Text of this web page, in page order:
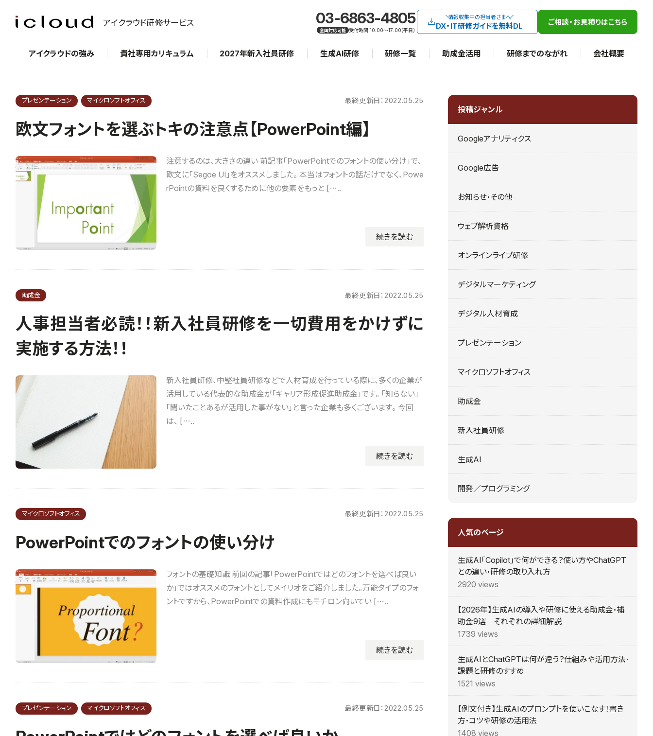
アイクラウド研修サービス 03-6863-4805
全国対応可能 受付時間 10:00〜17:00(平日)
情報収集中の担当者さまへ
DX・IT研修ガイドを無料DL ご相談・お見積りはこちら
アイクラウドの強み 貴社専用カリキュラム 2027年新入社員研修 生成AI研修 研修一覧 助成金活用 研修までのながれ 会社概要
プレゼンテーション マイクロソフトオフィス 最終更新日： 2022.05.25
欧文フォントを選ぶトキの注意点【PowerPoint編】
注意するのは、大きさの違い 前記事「PowerPointでのフォントの使い分け」で、
欧文に「Segoe UI」をオススメしました。 本当はフォントの話だけでなく、Powe
rPointの資料を良くするために他の要素をもっと […..
続きを読む
助成金 最終更新日： 2022.05.25
人事担当者必読！！新入社員研修を一切費用をかけずに
実施する方法！！
新入社員研修、中堅社員研修などで人材育成を行っている際に、多くの企業が
活用している代表的な助成金が「キャリア形成促進助成金」です。 「知らない」
「聞いたことあるが活用した事がない」と言った企業も多くございます。 今回
は、 […..
続きを読む
マイクロソフトオフィス 最終更新日： 2022.05.25
PowerPointでのフォントの使い分け
フォントの基礎知識 前回の記事「PowerPointではどのフォントを選べば良い
か」ではオススメのフォントとしてメイリオをご紹介しました。万能タイプのフォ
ントですから、PowerPointでの資料作成にもモチロン向いてい […..
続きを読む
プレゼンテーション マイクロソフトオフィス 最終更新日： 2022.05.25
投稿ジャンル
Googleアナリティクス
Google広告
お知らせ・その他
ウェブ解析資格
オンラインライブ研修
デジタルマーケティング
デジタル人材育成
プレゼンテーション
マイクロソフトオフィス
助成金
新入社員研修
生成AI
開発／プログラミング
人気のページ
生成AI「Copilot」で何ができる？使い方やChatGPT
との違い・研修の取り入れ方
2920 views
【2026年】生成AIの導入や研修に使える助成金・補
助金9選｜それぞれの詳細解説
1739 views
生成AIとChatGPTは何が違う？仕組みや活用方法・
課題と研修のすすめ
1521 views
【例文付き】生成AIのプロンプトを使いこなす！書き
方・コツや研修の活用法
1408 views